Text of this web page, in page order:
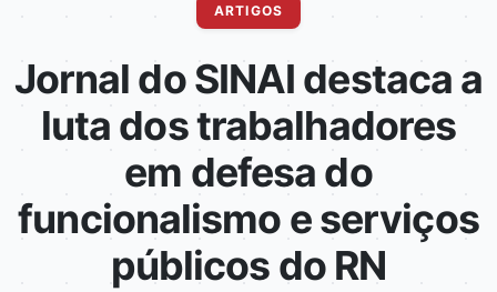
ARTIGOS
Jornal do SINAI destaca a
luta dos trabalhadores
em defesa do
funcionalismo e serviços
públicos do RN